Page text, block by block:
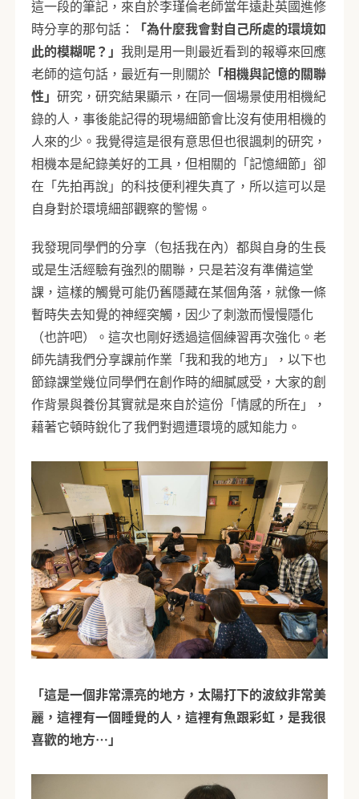
這一段的筆記，來自於李瑾倫老師當年遠赴英國進修
時分享的那句話：
「為什麼我會對自己所處的環境如
此的模糊呢？」我則是用一則最近看到的報導來回應
老師的這句話，最近有一則關於 「相機與記憶的關聯
性」研究，研究結果顯示，在同一個場景使用相機紀
錄的人，事後能記得的現場細節會比沒有使用相機的
人來的少。我覺得這是很有意思但也很諷刺的研究，
相機本是紀錄美好的工具，但相關的「記憶細節」卻
在「先拍再說」的科技便利裡失真了，所以這可以是
自身對於環境細部觀察的警惕。
我發現同學們的分享（包括我在內）都與自身的生長
或是生活經驗有強烈的關聯，只是若沒有準備這堂
課，這樣的觸覺可能仍舊隱藏在某個角落，就像一條
暫時失去知覺的神經突觸，因少了刺激而慢慢隱化
（也許吧）。這次也剛好透過這個練習再次強化。老
師先請我們分享課前作業「我和我的地方」，以下也
節錄課堂幾位同學們在創作時的細膩感受，大家的創
作背景與養份其實就是來自於這份「情感的所在」，
藉著它頓時銳化了我們對週遭環境的感知能力。
「這是一個非常漂亮的地方，太陽打下的波紋非常美
麗，這裡有一個睡覺的人，這裡有魚跟彩虹，是我很
喜歡的地方…」